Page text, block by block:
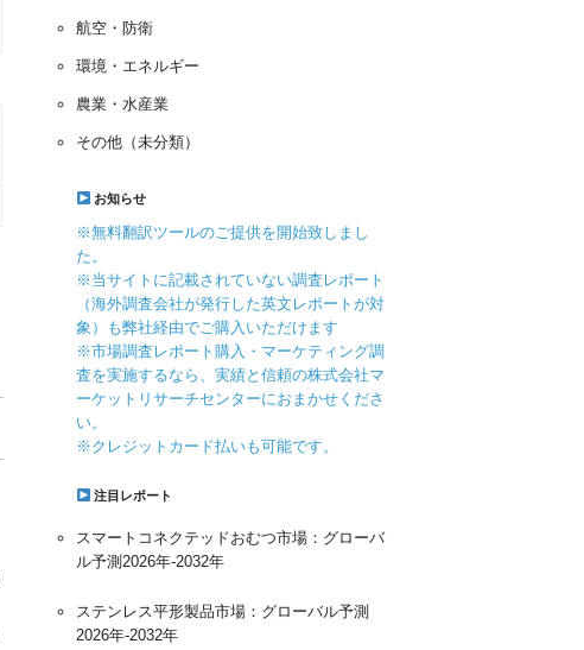
航空・防衛
環境・エネルギー
農業・水産業
その他（未分類）
お知らせ
※無料翻訳ツールのご提供を開始致しまし
た。
※当サイトに記載されていない調査レポート
（海外調査会社が発行した英文レポートが対
象）も弊社経由でご購入いただけます
※市場調査レポート購入・マーケティング調
査を実施するなら、実績と信頼の株式会社マ
ーケットリサーチセンターにおまかせくださ
い。
※クレジットカード払いも可能です。
注目レポート
スマートコネクテッドおむつ市場：グローバ
ル予測2026年-2032年
ステンレス平形製品市場：グローバル予測
2026年-2032年